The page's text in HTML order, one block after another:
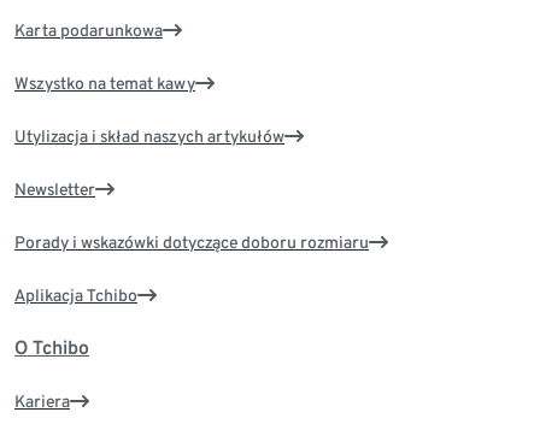
Karta podarunkowa
Wszystko na temat kawy
Utylizacja i skład naszych artykułów
Newsletter
Porady i wskazówki dotyczące doboru rozmiaru
Aplikacja Tchibo
O Tchibo
Kariera